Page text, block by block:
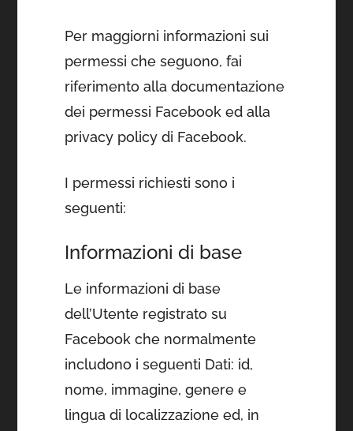
Per maggiorni informazioni sui
permessi che seguono, fai
riferimento alla documentazione
dei permessi Facebook ed alla
privacy policy di Facebook.
I permessi richiesti sono i
seguenti:
Informazioni di base
Le informazioni di base
dell’Utente registrato su
Facebook che normalmente
includono i seguenti Dati: id,
nome, immagine, genere e
lingua di localizzazione ed, in